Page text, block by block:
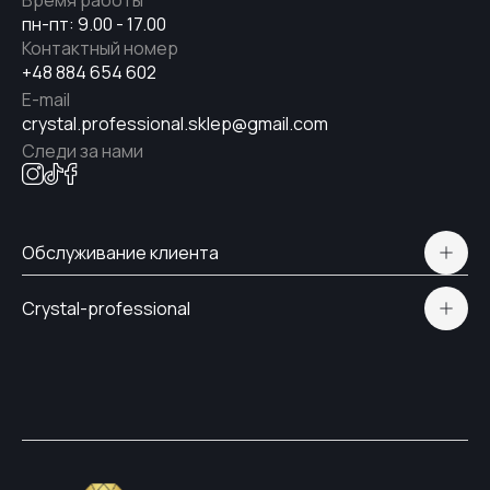
пн-пт: 9.00 - 17.00
+48 884 654 602
Контактный номер
crystal.professional.sklep@gmail.com
E-mail
Следи за нами
Обслуживание клиента
Доставка и оплата
Crystal-professional